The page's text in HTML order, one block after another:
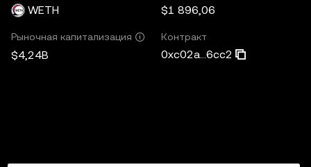
WETH $1 896,06
Рыночная капитализация
$4,24B
Контракт
0xc02a...6cc2